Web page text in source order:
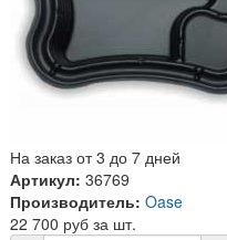
На заказ от 3 до 7 дней
Артикул: 36769
Производитель: Oase
22 700 руб за шт.